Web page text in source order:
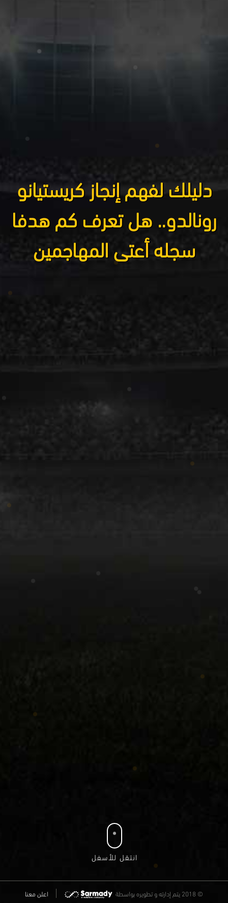
دليلك لفهم إنجاز كريستيانو
رونالدو.. هل تعرف كم هدفا
سجله أعتى المهاجمين
انتقل للأسفل
© 2018 يتم إدارته و تطويره بواسطة اعلن معنا